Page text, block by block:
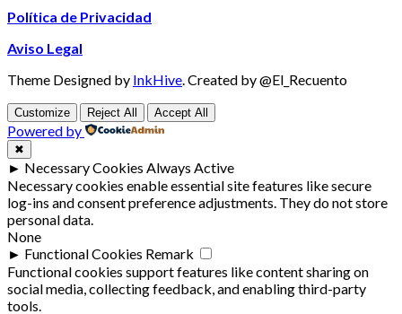
Política de Privacidad
Aviso Legal
Theme Designed by InkHive.Created by @El_Recuento
Customize Reject All Accept All
Powered by
✖
► Necessary Cookies Always Active
Necessary cookies enable essential site features like secure
log-ins and consent preference adjustments. They do not store
personal data.
None
► Functional Cookies Remark
Functional cookies support features like content sharing on
social media, collecting feedback, and enabling third-party
tools.